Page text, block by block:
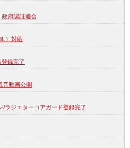
政府認証適合
）対応
録完了
音動画公開
ラジエターコアガード登録完了